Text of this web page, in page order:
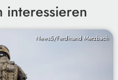
interessieren
News5/Ferdinand Merzbach